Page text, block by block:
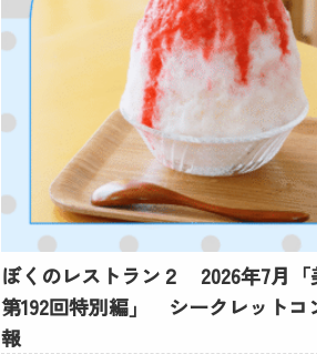
ぼくのレストラン２ 2026年7月「
第192回特別編」 シークレットコ
報